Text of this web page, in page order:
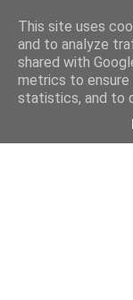
This site uses
and to analyze
shared with
metrics to ensure
statistics, and to